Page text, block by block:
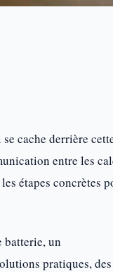
cache derrière
entre les
étapes concrètes
batterie, un
pratiques,